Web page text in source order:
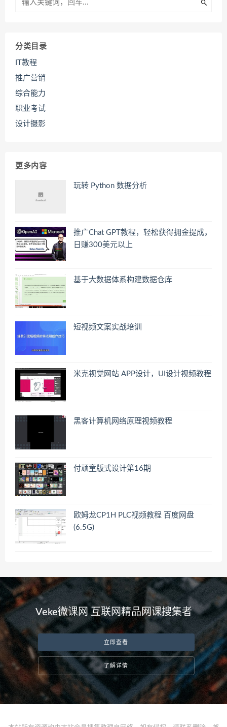
分类目录
IT教程
推广营销
综合能力
职业考试
设计摄影
更多内容
玩转 Python 数据分析
推广Chat GPT教程，轻松获得拥金提成，
日赚300美元以上
基于大数据体系构建数据仓库
短视频文案实战培训
米克视觉网站 APP设计，UI设计视频教程
黑客计算机网络原理视频教程
付顽童版式设计第16期
欧姆龙CP1H PLC视频教程 百度网盘
(6.5G)
Veke微课网 互联网精品网课搜集者
立即查看
了解详情